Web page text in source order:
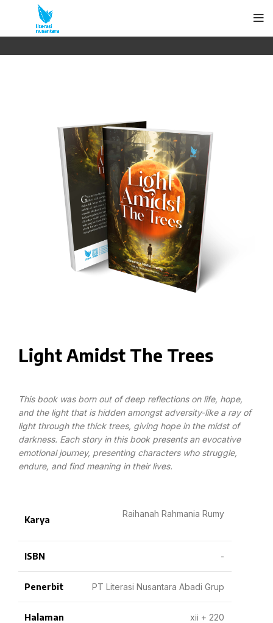
Light Amidst The Trees
This book was born out of deep reflections on life, hope,
and the light that is hidden amongst adversity-like a ray of
light through the thick trees, giving hope in the midst of
darkness. Each story in this book presents an evocative
emotional journey, presenting characters who struggle,
endure, and find meaning in their lives.
Karya
Raihanah Rahmania Rumy
ISBN -
Penerbit PT Literasi Nusantara Abadi Grup
Halaman xii + 220